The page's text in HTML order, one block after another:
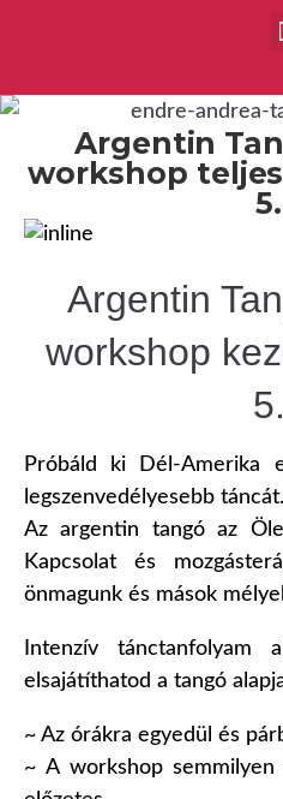
Argentin
workshop
5.
Argentin
workshop
5.
Próbáld ki Dél-Amerika
legszenvedélyesebb táncát.
Az argentin tangó az
Kapcsolat és
önmagunk és mások
Intenzív tánctanfolyam
elsajátíthatod a tangó
~ Az órákra egyedül és
~ A workshop semmilyen